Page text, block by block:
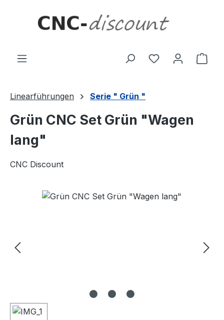
Linearführungen Serie " Grün "
Grün CNC Set Grün "Wagen
lang"
CNC Discount
Bildergalerie überspringen